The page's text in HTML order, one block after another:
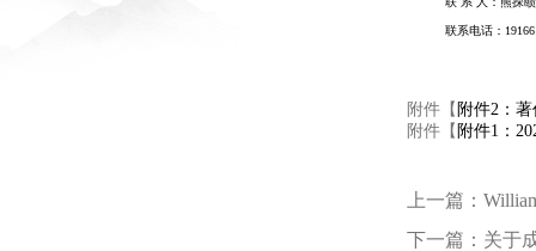
联系电话：
附件【 附件2：
附件【 附件1：
上一篇：
下一篇： 关于